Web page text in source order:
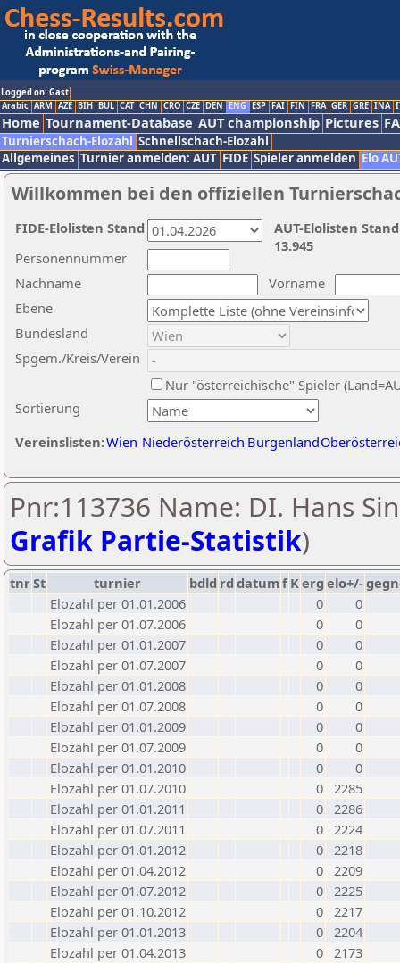
Logged on: Gast
Arabic ARM AZE BIH BUL CAT CHN CRO CZE DEN ENG ESP FAI FIN FRA GER GRE INA
Home Tournament-Database AUT championship Pictures
Turnierschach-Elozahl Schnellschach-Elozahl
Allgemeines Turnier anmelden: AUT FIDE Spieler anmelden Elo
Willkommen bei den offiziellen
Nachname
Vorname
Ebene
Sortierung
Personennummer
Bundesland
Spgem./Kreis/Verein
Nur "österreichische" Spieler
Vereinslisten:Wien Niederösterreich Burgenland
AUT-Elolisten
13.945
FIDE-Elolisten Stand
Pnr:113736 Name: DI. Hans
Grafik Partie-Statistik)
tnrSt turnier bdld rd datumf Kerg elo+/-
Elozahl per 01.01.2006
0
0
Elozahl per 01.07.2006
0
0
Elozahl per 01.01.2007
0
0
Elozahl per 01.07.2007
0
0
Elozahl per 01.01.2008
0
0
Elozahl per 01.07.2008
0
0
Elozahl per 01.01.2009
0
0
Elozahl per 01.07.2009
0
0
Elozahl per 01.01.2010
0
0
Elozahl per 01.07.2010
0 2285
Elozahl per 01.01.2011
0 2286
Elozahl per 01.07.2011
0 2224
Elozahl per 01.01.2012
0 2218
Elozahl per 01.04.2012
0 2209
Elozahl per 01.07.2012
0 2225
Elozahl per 01.10.2012
0 2217
Elozahl per 01.01.2013
0 2204
Elozahl per 01.04.2013
0 2173